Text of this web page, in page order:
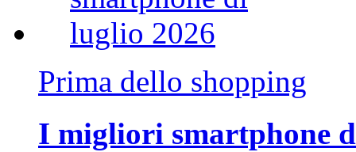
Prima dello shopping
I migliori smartphone